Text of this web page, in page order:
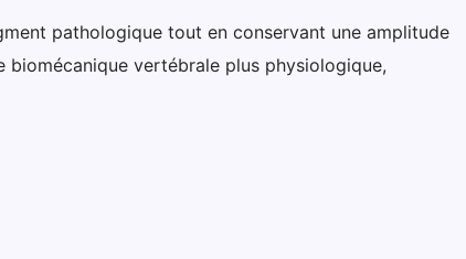
pathologique tout en conservant une amplitude
biomécanique vertébrale plus physiologique,